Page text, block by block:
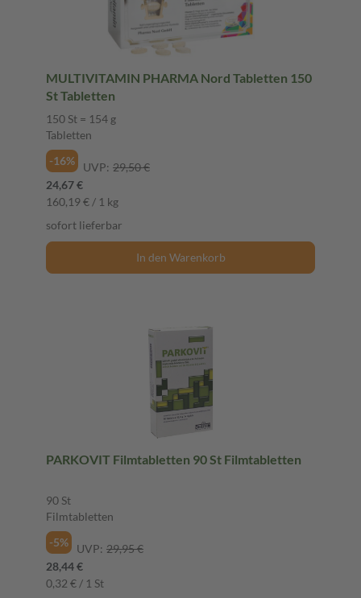
MULTIVITAMIN PHARMA Nord Tabletten 150
St Tabletten
150 St = 154 g
Tabletten
-16%
UVP: 29,50 €
24,67 €
160,19 € / 1 kg
sofort lieferbar
In den Warenkorb
PARKOVIT Filmtabletten 90 St Filmtabletten
90 St
Filmtabletten
-5%
UVP: 29,95 €
28,44 €
0,32 € / 1 St